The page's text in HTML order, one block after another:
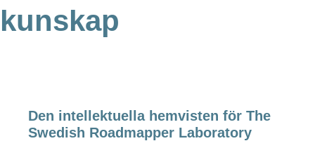
kunskap
Den intellektuella hemvisten för The
Swedish Roadmapper Laboratory